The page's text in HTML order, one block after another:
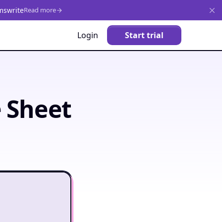
Read more
Login Start trial